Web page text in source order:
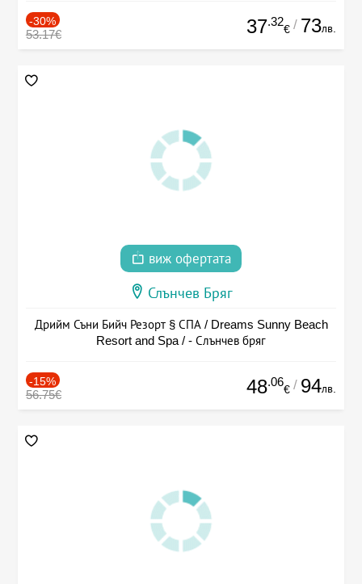
-30%
53.17€ 37.32
€ / 73лв.
виж офертата
Слънчев Бряг
Дрийм Съни Бийч Резорт § СПА / Dreams Sunny Beach
Resort and Spa / - Слънчев бряг
-15%
56.75€ 48.06
€ / 94лв.